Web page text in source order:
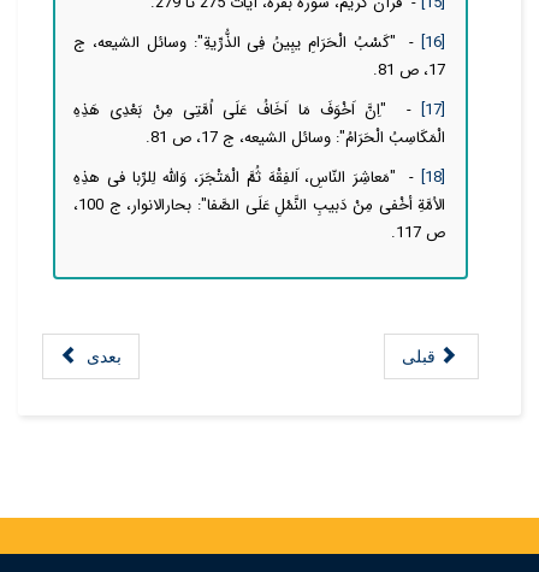
[16]
- "كَسْبُ‌ الْحَرَامِ یبِینُ فِی الذُّرِّیةِ": وسائل الشیعه، ج
17، ص 81.
[17]
- "اِنَّ اَخْوَفَ مَا اَخَافُ عَلَی اُمَّتِی مِنْ بَعْدِی هَذِهِ
الْمَكَاسِبُ الْحَرَامُ": وسائل الشیعه، ج 17، ص 81.
[18]
- "مَعاشِرَ النّاسِ، اَلفِقْهَ ثُمَّ الْمَتْجَرَ، وَاللّه لِلرِّبا فى هذِهِ
الاُمَّةِ أخْفى مِنْ دَبیبِ النَّمْلِ عَلَى الصَّفا": بحارالانوار، ج 100،
ص 117.
قبلی بعدی